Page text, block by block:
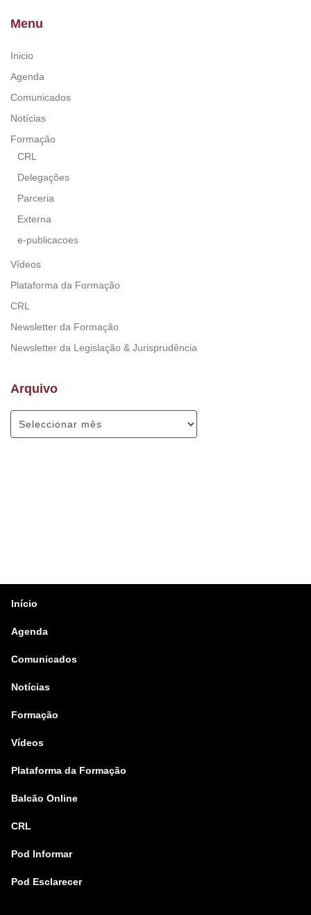
Menu
Inicio
Agenda
Comunicados
Notícias
Formação
CRL
Delegações
Parceria
Externa
e-publicacoes
Vídeos
Plataforma da Formação
CRL
Newsletter da Formação
Newsletter da Legislação & Jurisprudência
Arquivo
Início
Agenda
Comunicados
Notícias
Formação
Vídeos
Plataforma da Formação
Balcão Online
CRL
Pod Informar
Pod Esclarecer